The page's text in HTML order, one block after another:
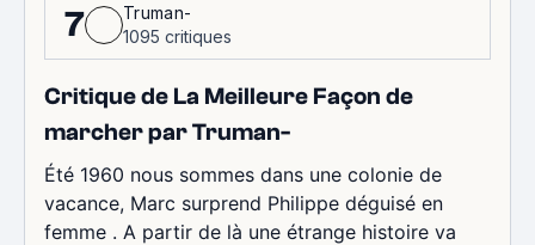
7
Truman-
1095 critiques
Critique de La Meilleure Façon de
marcher par Truman-
Été 1960 nous sommes dans une colonie de
vacance, Marc surprend Philippe déguisé en
femme . A partir de là une étrange histoire va